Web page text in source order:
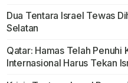
Dua Tentara Israel Tewas
Selatan
Qatar: Hamas Telah
Internasional Harus Tekan